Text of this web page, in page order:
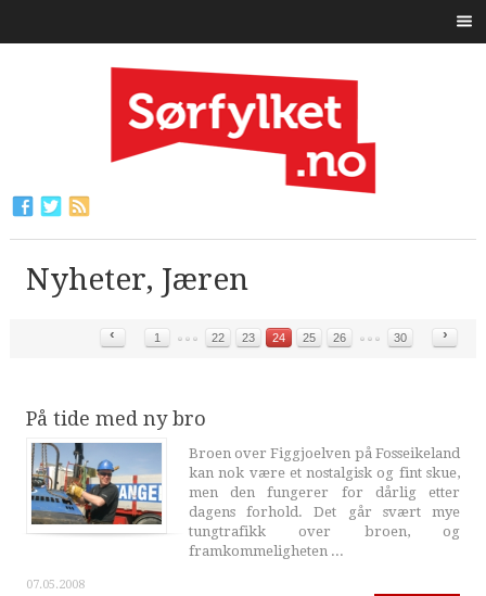
Nyheter, Jæren
‹ 1 22 23 24 25 26 30 ›
På tide med ny bro
Broen over Figgjoelven på Fosseikeland
kan nok være et nostalgisk og fint skue,
men den fungerer for dårlig etter
dagens forhold. Det går svært mye
tungtrafikk over broen, og
framkommeligheten ...
07.05.2008